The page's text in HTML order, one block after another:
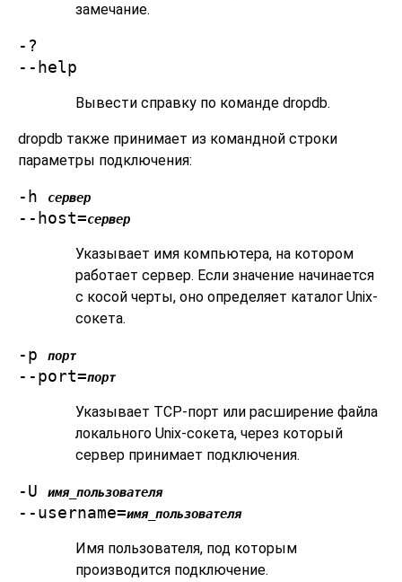
замечание.
-?
--help
Вывести справку по команде dropdb.
dropdb также принимает из командной строки
параметры подключения:
-h сервер
--host=сервер
Указывает имя компьютера, на котором
работает сервер. Если значение начинается
с косой черты, оно определяет каталог Unix-
сокета.
-p порт
--port=порт
Указывает TCP-порт или расширение файла
локального Unix-сокета, через который
сервер принимает подключения.
-U имя_пользователя
--username=имя_пользователя
Имя пользователя, под которым
производится подключение.